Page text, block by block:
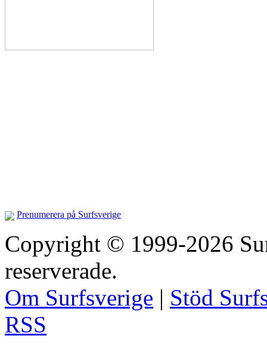
Prenumerera på Surfsverige
Copyright © 1999-2026
reserverade.
Om Surfsverige | Stöd
RSS